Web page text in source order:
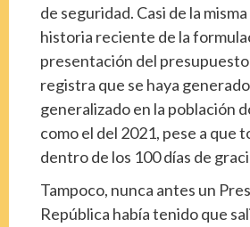
de seguridad. Casi de la
historia reciente de la
presentación del
registra que se haya
generalizado en la población
como el del 2021, pese a que
dentro de los 100 días de
Tampoco, nunca antes un
República había tenido que